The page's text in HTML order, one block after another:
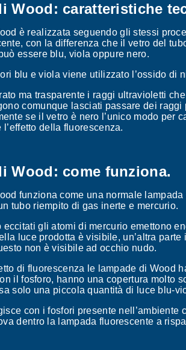
Wood: caratteristiche
è realizzata seguendo gli stessi
con la differenza che il vetro del
essere blu, viola oppure nero.
blu e viola viene utilizzato l’ossido di
ma trasparente i raggi ultravioletti
comunque lasciati passare dei
se il vetro è nero l’unico modo per
della fluorescenza.
Wood: come funziona.
funziona come una normale
tubo riempito di gas inerte e mercurio.
eccitati gli atomi di mercurio emettono
luce prodotta è visibile, un’altra
non è visibile ad occhio nudo.
di fluorescenza le lampade di Wood
il fosforo, hanno una copertura molto
solo una piccola quantità di luce blu-
con i fosfori presente nell’ambiente
dentro la lampada fluorescente a